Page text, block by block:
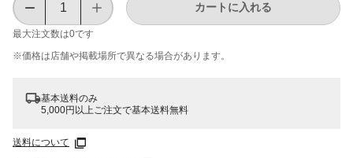
最大注文数は0です
カートに入れる
※価格は​店舗や​掲載場所で​異なる​場合が​あります。
基本送料のみ
5,000円以上ご注文で基本送料無料
送料について